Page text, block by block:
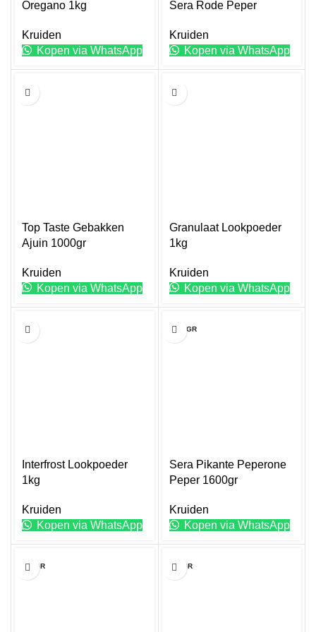
worden
de
productpagina
Oregano 1kg
Kruiden
Kopen via WhatsApp
worden
de
productpagina
Sera Rode Peper
Kruiden
Kopen via WhatsApp
1KG
Top Taste Gebakken
Ajuin 1000gr
Kruiden
Kopen via WhatsApp
1KG
Granulaat Lookpoeder
1kg
Kruiden
Kopen via WhatsApp
1KG
Interfrost Lookpoeder
1kg
Kruiden
Kopen via WhatsApp
1600GR
Sera Pikante Peperone
Peper 1600gr
Kruiden
Kopen via WhatsApp
300GR 300GR